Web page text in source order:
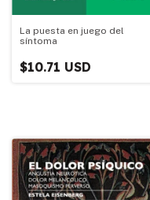
La puesta en juego del
síntoma
$10.71 USD